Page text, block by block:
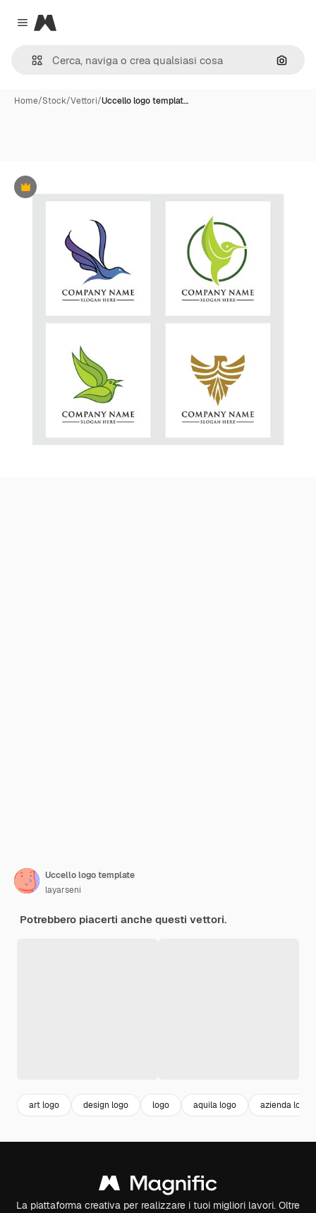
Close menu
Magnific
Cerca
Home/Stock/Vettori/Uccello logo templat…
Premium
Uccello logo template
layarseni
Potrebbero piacerti anche questi vettori.
art logo design logo logo aquila logo azienda logo
La piattaforma creativa per realizzare i tuoi migliori lavori. Oltre